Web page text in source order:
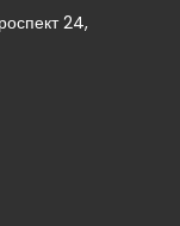
24,